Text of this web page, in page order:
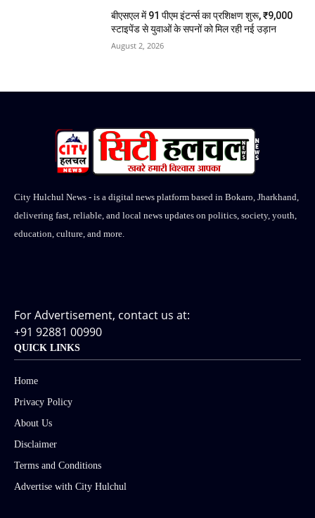
बीएसएल में 91 पीएम इंटर्न्स का प्रशिक्षण शुरू, ₹9,000
स्टाइपेंड से युवाओं के सपनों को मिल रही नई उड़ान
August 2, 2026
City Hulchul News - is a digital news platform based in Bokaro, Jharkhand,
delivering fast, reliable, and local news updates on politics, society, youth,
education, culture, and more.
For Advertisement, contact us at:
+91 92881 00990
QUICK LINKS
Home
Privacy Policy
About Us
Disclaimer
Terms and Conditions
Advertise with City Hulchul